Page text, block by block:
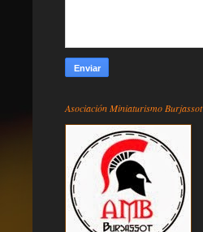
Asociación Miniaturismo Burjassot